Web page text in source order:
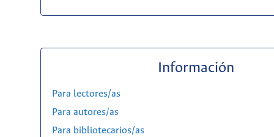
Información
Para lectores/as
Para autores/as
Para bibliotecarios/as